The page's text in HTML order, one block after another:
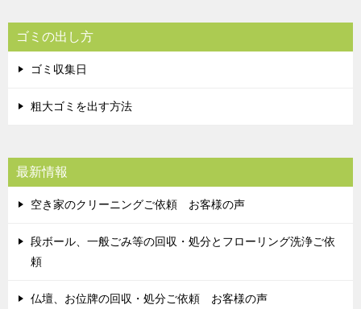
ゴミの出し方
ゴミ収集日
粗大ゴミを出す方法
最新情報
空き家のクリーニングご依頼 お客様の声
段ボール、一般ごみ等の回収・処分とフローリング洗浄ご依
頼
仏壇、お位牌の回収・処分ご依頼 お客様の声